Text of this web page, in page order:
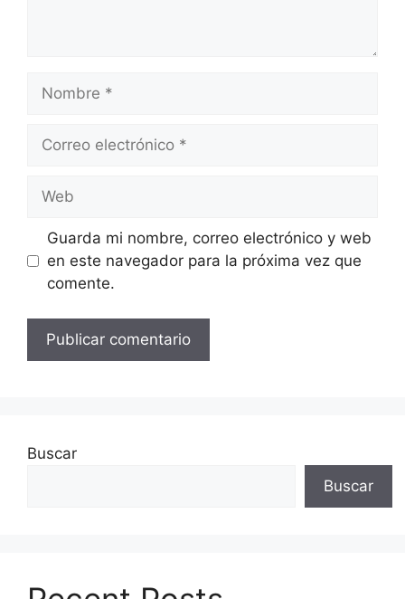
Nombre
Correo
Web
Guarda mi nombre, correo electrónico y web
en este navegador para la próxima vez que
comente.
Buscar
Buscar